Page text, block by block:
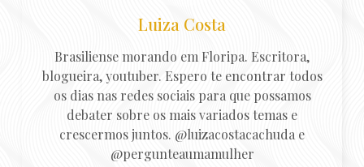
Luiza Costa
Brasiliense morando em Floripa. Escritora,
blogueira, youtuber. Espero te encontrar todos
os dias nas redes sociais para que possamos
debater sobre os mais variados temas e
crescermos juntos. @luizacostacachuda e
@pergunteaumamulher